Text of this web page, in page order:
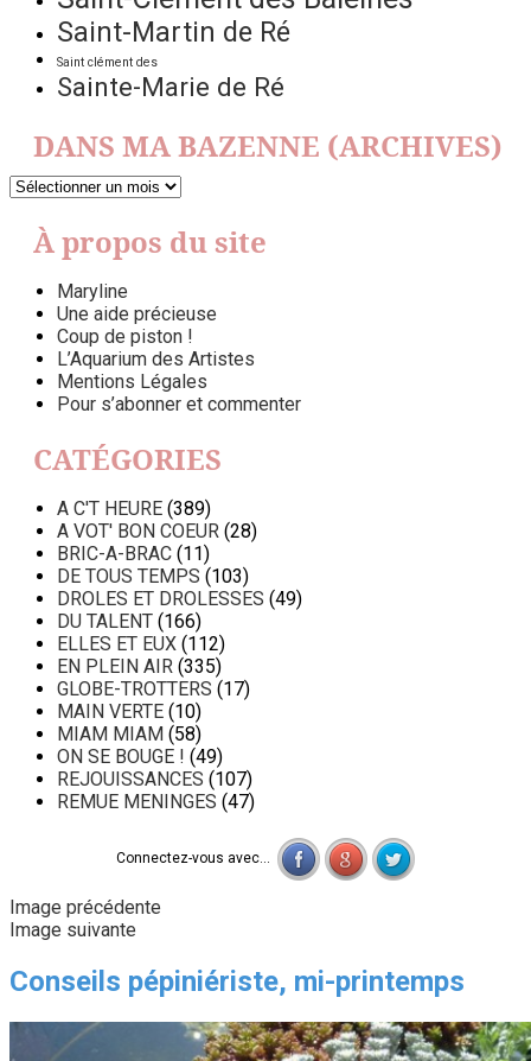
Saint-Martin de Ré
Saint clément des
Sainte-Marie de Ré
DANS MA BAZENNE (ARCHIVES)
DANS
BAZENNE
(ARCHIVES)
À propos du site
Maryline
Une aide précieuse
Coup de piston !
L’Aquarium des Artistes
Mentions Légales
Pour s’abonner et commenter
CATÉGORIES
A C'T HEURE (389)
A VOT' BON COEUR (28)
BRIC-A-BRAC (11)
DE TOUS TEMPS (103)
DROLES ET DROLESSES (49)
DU TALENT (166)
ELLES ET EUX (112)
EN PLEIN AIR (335)
GLOBE-TROTTERS (17)
MAIN VERTE (10)
MIAM MIAM (58)
ON SE BOUGE ! (49)
REJOUISSANCES (107)
REMUE MENINGES (47)
Connectez-vous avec...
Image précédente
Image suivante
Conseils pépiniériste, mi-printemps